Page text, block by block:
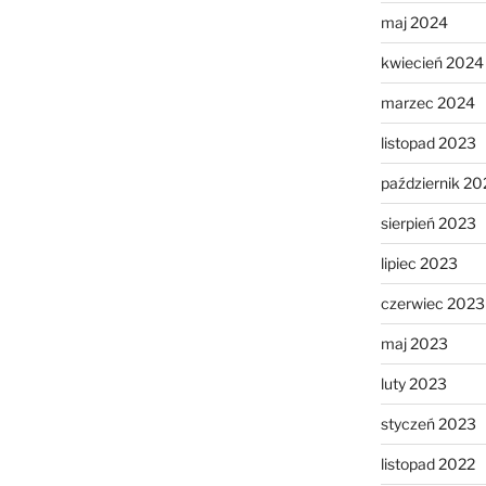
maj 2024
kwiecień 2024
marzec 2024
listopad 2023
październik
sierpień 2023
lipiec 2023
czerwiec 2023
maj 2023
luty 2023
styczeń 2023
listopad 2022